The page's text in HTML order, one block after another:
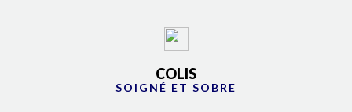
COLIS
SOIGNÉ ET SOBRE